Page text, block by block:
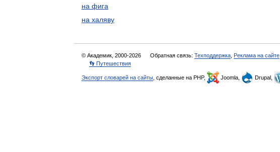
на фига
на халяву
© Академик, 2000-2026 Обратная связь: Техподдержка Реклама на сайте
👣 Путешествия
Экспорт словарей на сайты , сделанные на PHP, Joomla, Drupal,